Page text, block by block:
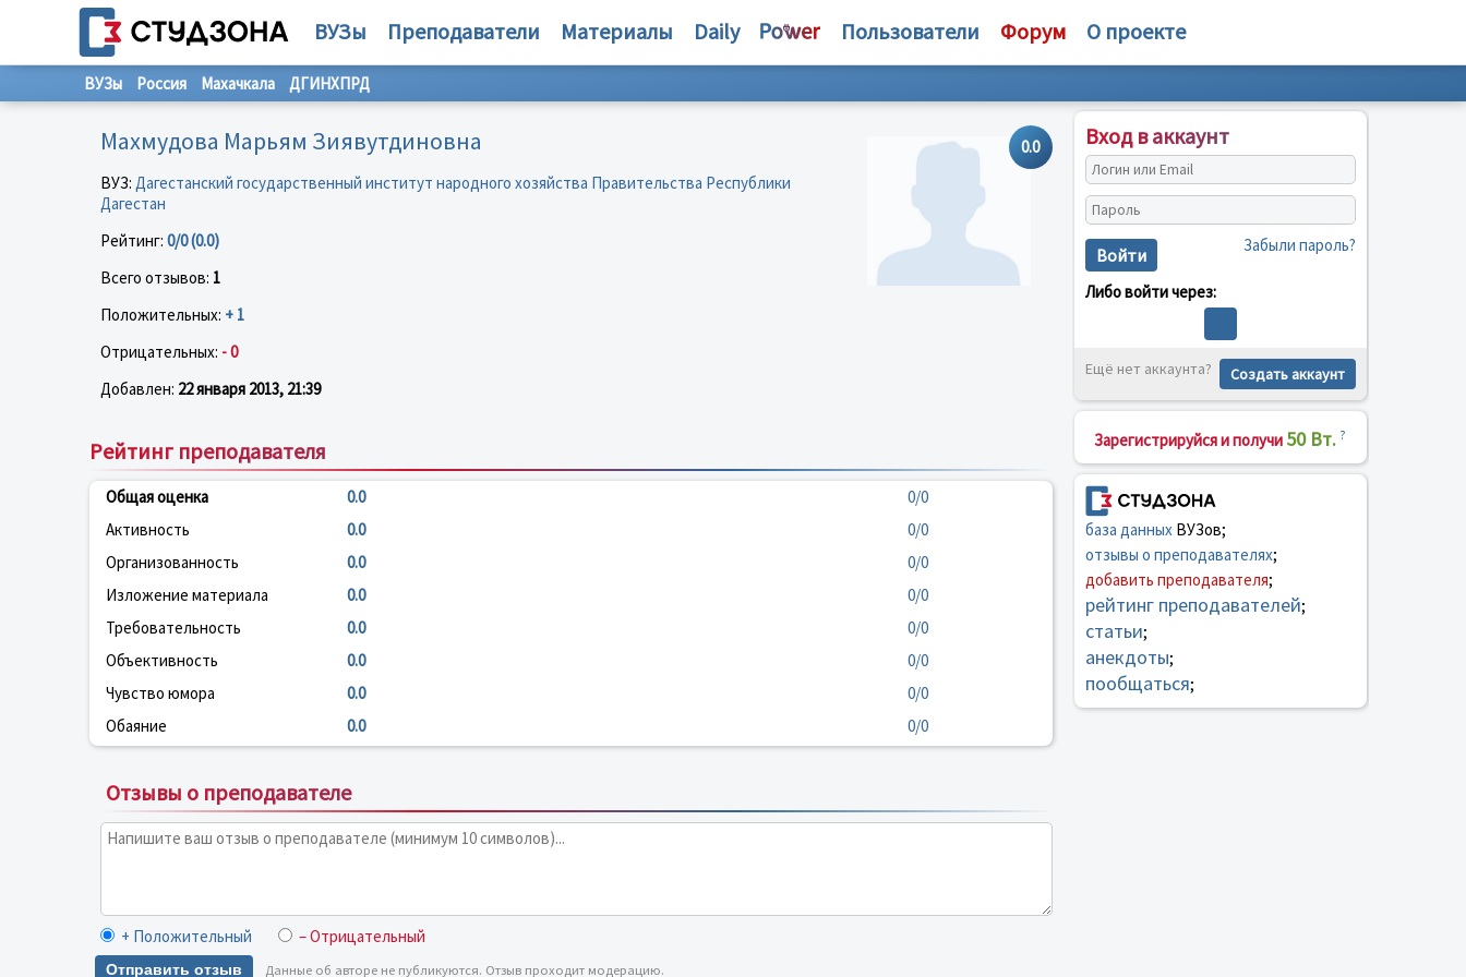
ВУЗы Преподаватели Материалы Daily Пользователи Форум О проекте
ВУЗы Россия Махачкала ДГИНХПРД
0.0
Махмудова Марьям Зиявутдиновна
ВУЗ: Дагестанский государственный институт народного хозяйства Правительства Республики
Дагестан
Рейтинг: 0/0 (0.0)
Всего отзывов: 1
Положительных: + 1
Отрицательных: - 0
Добавлен: 22 января 2013, 21:39
Рейтинг преподавателя
Общая оценка 0.0
0/0
Активность
0.0
0/0
Организованность
0.0
0/0
Изложение материала
0.0
0/0
Требовательность
0.0
0/0
Объективность
0.0
0/0
Чувство юмора
0.0
0/0
Обаяние
0.0 0/0
Отзывы о преподавателе
+ Положительный – Отрицательный
Отправить отзыв Данные об авторе не публикуются. Отзыв проходит модерацию.
Вход в аккаунт
Войти Забыли пароль?
Либо войти через:
Ещё нет аккаунта? Создать аккаунт
Зарегистрируйся и получи 50 Вт. ?
база данныхВУЗов;
отзывы о преподавателях;
добавить преподавателя;
рейтинг преподавателей;
статьи;
анекдоты;
пообщаться;